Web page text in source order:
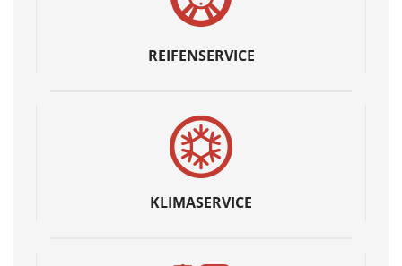
REIFENSERVICE
KLIMASERVICE